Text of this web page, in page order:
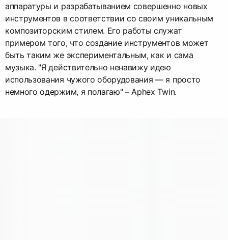
аппаратуры и разрабатыванием совершенно новых
инструментов в соответствии со своим уникальным
композиторским стилем. Его работы служат
примером того, что создание инструментов может
быть таким же экспериментальным, как и сама
музыка. "Я действительно ненавижу идею
использования чужого оборудования — я просто
немного одержим, я полагаю" – Aphex Twin.